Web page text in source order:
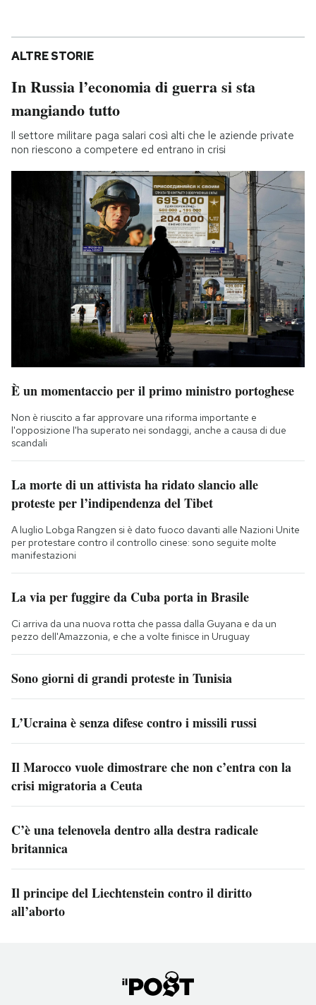
ALTRE STORIE
In Russia l’economia di guerra si sta
mangiando tutto
Il settore militare paga salari così alti che le aziende private
non riescono a competere ed entrano in crisi
È un momentaccio per il primo ministro portoghese
Non è riuscito a far approvare una riforma importante e
l'opposizione l'ha superato nei sondaggi, anche a causa di due
scandali
La morte di un attivista ha ridato slancio alle
proteste per l’indipendenza del Tibet
A luglio Lobga Rangzen si è dato fuoco davanti alle Nazioni Unite
per protestare contro il controllo cinese: sono seguite molte
manifestazioni
La via per fuggire da Cuba porta in Brasile
Ci arriva da una nuova rotta che passa dalla Guyana e da un
pezzo dell'Amazzonia, e che a volte finisce in Uruguay
Sono giorni di grandi proteste in Tunisia
L’Ucraina è senza difese contro i missili russi
Il Marocco vuole dimostrare che non c’entra con la
crisi migratoria a Ceuta
C’è una telenovela dentro alla destra radicale
britannica
Il principe del Liechtenstein contro il diritto
all’aborto